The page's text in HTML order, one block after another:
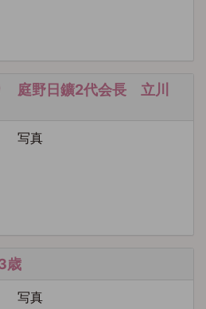
庭野日鑛2代会長 立川
写真
歳
写真